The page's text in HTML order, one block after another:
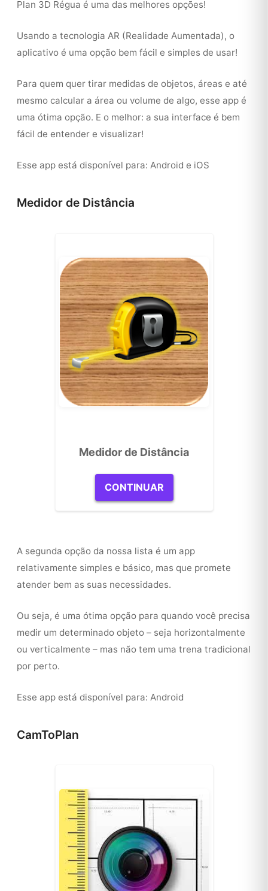
Plan 3D Régua é uma das melhores opções!
Usando a tecnologia AR (Realidade Aumentada), o
aplicativo é uma opção bem fácil e simples de usar!
Para quem quer tirar medidas de objetos, áreas e até
mesmo calcular a área ou volume de algo, esse app é
uma ótima opção. E o melhor: a sua interface é bem
fácil de entender e visualizar!
Esse app está disponível para: Android e iOS
Medidor de Distância
Medidor de Distância
CONTINUAR
A segunda opção da nossa lista é um app
relativamente simples e básico, mas que promete
atender bem as suas necessidades.
Ou seja, é uma ótima opção para quando você precisa
medir um determinado objeto – seja horizontalmente
ou verticalmente – mas não tem uma trena tradicional
por perto.
Esse app está disponível para: Android
CamToPlan